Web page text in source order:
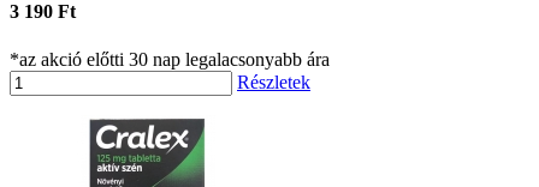
3 190 Ft
*az akció előtti 30 nap legalacsonyabb ára
Részletek